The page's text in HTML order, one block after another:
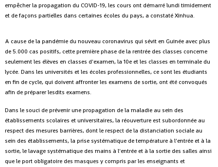
empêcher la propagation du COVID-19, les cours ont démarré lundi timidement
et de façons partielles dans certaines écoles du pays, a constaté Xinhua.
A cause de la pandémie du nouveau coronavirus qui sévit en Guinée avec plus
de 5.000 cas positifs, cette première phase de la rentrée des classes concerne
seulement les élèves en classes d'examen, la 10e et les classes en terminale du
lycée. Dans les universités et les écoles professionnelles, ce sont les étudiants
en fin de cycle, qui doivent affronter les examens de sortie, ont été convoqués
afin de préparer lesdits examens.
Dans le souci de prévenir une propagation de la maladie au sein des
établissements scolaires et universitaires, la réouverture est subordonnée au
respect des mesures barrières, dont le respect de la distanciation sociale au
sein des établissements, la prise systématique de température à l'entrée et à la
sortie, le lavage systématique des mains à l'entrée et à la sortie des salles ainsi
que le port obligatoire des masques y compris par les enseignants et